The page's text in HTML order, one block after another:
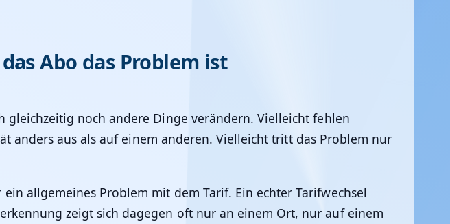
Abo das Problem ist
noch andere Dinge verändern. Vielleicht fehlen
anders aus als auf einem anderen. Vielleicht tritt das Problem nur
allgemeines Problem mit dem Tarif. Ein echter Tarifwechsel
zeigt sich dagegen oft nur an einem Ort, nur auf einem